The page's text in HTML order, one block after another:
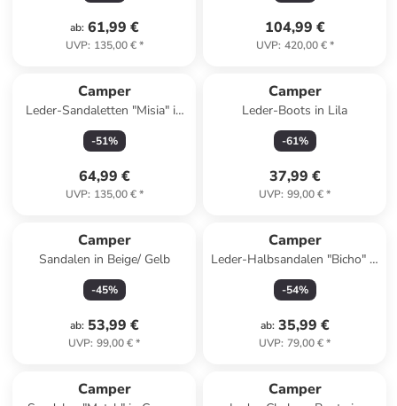
ab: 61,99 €
UVP: 135,00 €*
104,99 €
UVP: 420,00 €*
Camper
Leder-Sandaletten "Misia" in
Dunkelblau
-51%
64,99 €
UVP: 135,00 €*
Camper
Leder-Boots in Lila
-61%
37,99 €
UVP: 99,00 €*
Camper
Sandalen in Beige/ Gelb
-45%
ab: 53,99 €
UVP: 99,00 €*
Camper
Leder-Halbsandalen "Bicho" in
Rosa
-54%
ab: 35,99 €
UVP: 79,00 €*
Camper Camper